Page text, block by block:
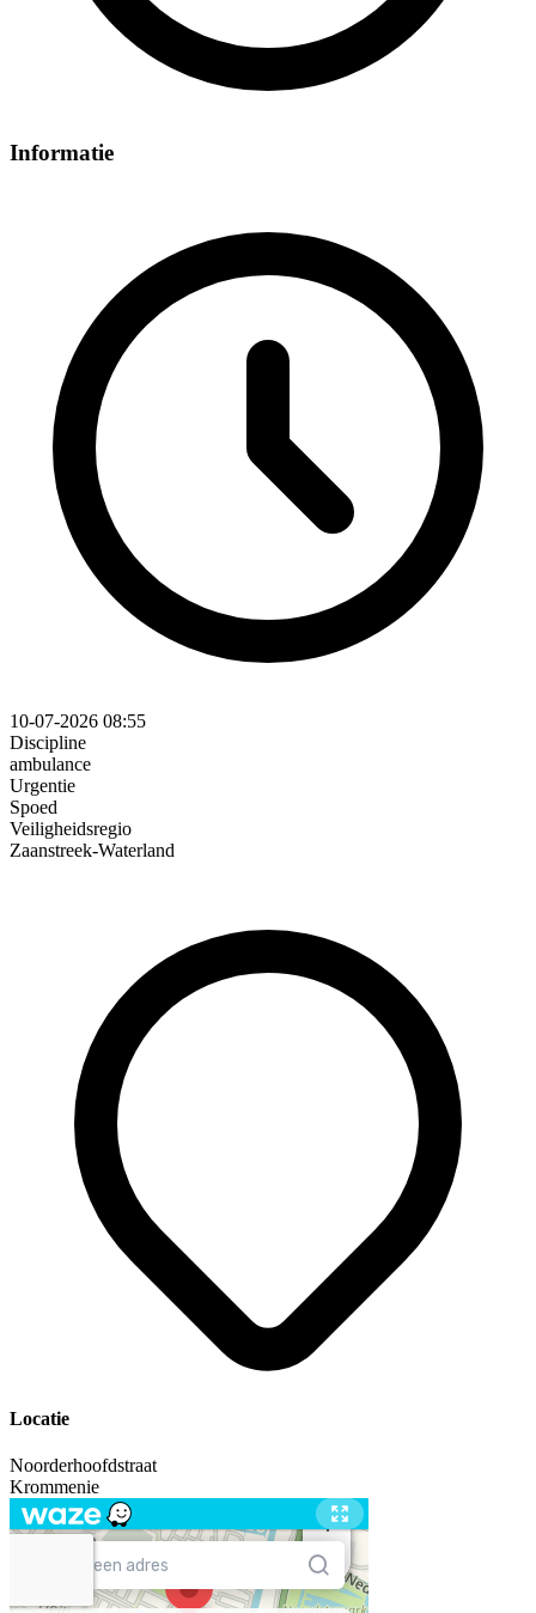
Informatie
10-07-2026 08:55
Discipline
ambulance
Urgentie
Spoed
Veiligheidsregio
Zaanstreek-Waterland
Locatie
Noorderhoofdstraat
Krommenie